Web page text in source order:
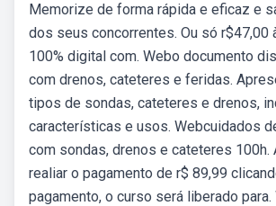
Memorize de forma rápida e eficaz e
dos seus concorrentes. Ou só r$47,00
100% digital com. Webo documento
com drenos, cateteres e feridas.
tipos de sondas, cateteres e drenos,
características e usos. Webcuidados
com sondas, drenos e cateteres 100h.
realiar o pagamento de r$ 89,99
pagamento, o curso será liberado